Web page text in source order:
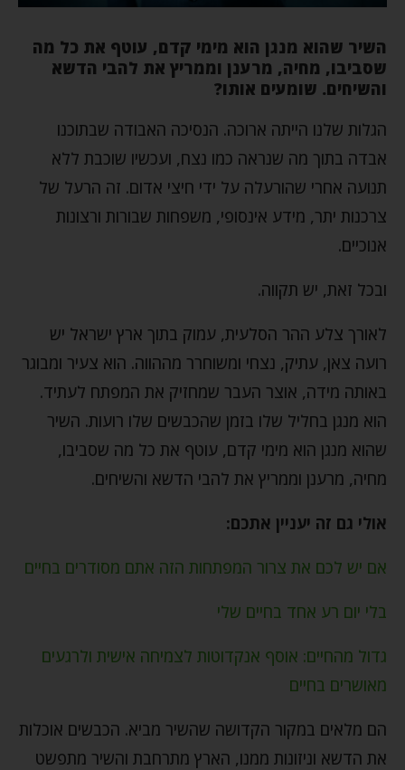
השיר שהוא מנגן הוא מימי קדם, עוטף את כל מה
שסביבו, מחיה, מרענן וממריץ את להבי הדשא
והשיחים. שומעים אותו?
הגלות שלנו הייתה ארוכה. הנסיכה האבודה שבתוכנו
אבדה בתוך מה שנראה כמו נצח, ועכשיו שוכבת ללא
תנועה אחרי שהורעלה על ידי חיצי אדום. זה הרעל של
צרכנות יתר, מידע אינסופי, משפחות שבורות ורצונות
אנוכיים.
ובכל זאת, יש תקווה.
לאורך צלע ההר הסלעית, עמוק בתוך ארץ ישראל יש
רועה צאן, עתיק, נצחי ומשוחרר מההווה. הוא צעיר ומבוגר
באותה מידה, אוצר העבר שמחזיק את המפתח לעתיד.
הוא מנגן בחליל שלו בזמן שהכבשים שלו רועות. השיר
שהוא מנגן הוא מימי קדם, עוטף את כל מה שסביבו,
מחיה, מרענן וממריץ את להבי הדשא והשיחים.
אולי גם זה יעניין אתכם:
אם יש לכם את צרור המפתחות הזה אתם מסודרים בחיים
בלי יום רע אחד בחיים שלי
גדול מהחיים: אוסף אנקדוטות לצמיחה אישית ולרגעים
מאושרים בחיים
הם מלאים במקור הקדושה שהשיר מביא. הכבשים אוכלות
את הדשא וניזונות ממנו, הארץ מתרחבת והשיר מתפשט